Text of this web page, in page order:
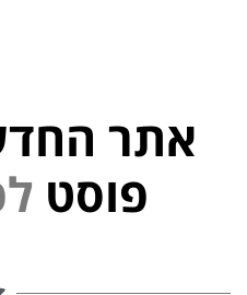
אתר
פוסט